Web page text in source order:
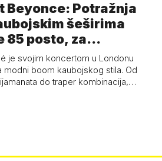
Beyonce: Potražnja
šeširima
85 posto, za
53 p…
je svojim koncertom u Londonu
modni boom kaubojskog stila. Od
do traper kombinacija,…